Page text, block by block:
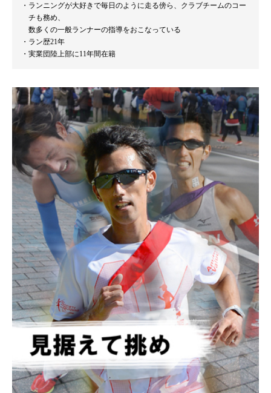
ランニングが大好きで毎日のように走る傍ら、クラブチームのコー
チも務め、
数多くの一般ランナーの指導をおこなっている
ラン歴21年
実業団陸上部に11年間在籍